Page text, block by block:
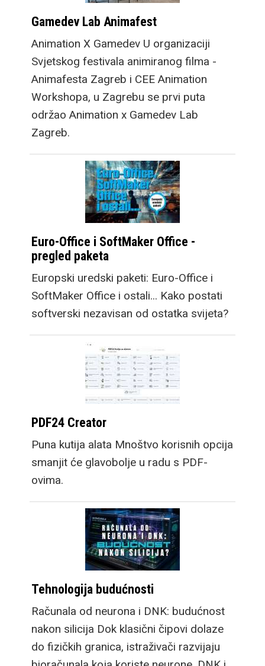
Gamedev Lab Animafest
Animation X Gamedev U organizaciji
Svjetskog festivala animiranog filma -
Animafesta Zagreb i CEE Animation
Workshopa, u Zagrebu se prvi puta
održao Animation x Gamedev Lab
Zagreb.
Euro-Office i SoftMaker Office -
pregled paketa
Europski uredski paketi: Euro-Office i
SoftMaker Office i ostali... Kako postati
softverski nezavisan od ostatka svijeta?
PDF24 Creator
Puna kutija alata Mnoštvo korisnih opcija
smanjit će glavobolje u radu s PDF-
ovima.
Tehnologija budućnosti
Računala od neurona i DNK: budućnost
nakon silicija Dok klasični čipovi dolaze
do fizičkih granica, istraživači razvijaju